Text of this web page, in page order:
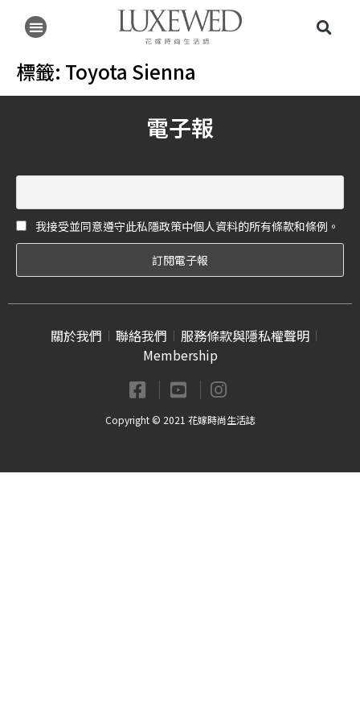
標籤: Toyota Sienna
電子報
我接受並同意遵守此私隱政策中個人資料的所有條款和條例。
關於我們 聯絡我們
服務條款與隱私權聲明
Membership
Copyright © 2021 花嫁時尚生活誌